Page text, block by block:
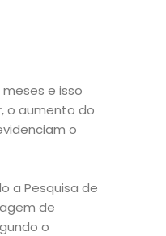
e isso
o aumento do
o
a Pesquisa de
de
o